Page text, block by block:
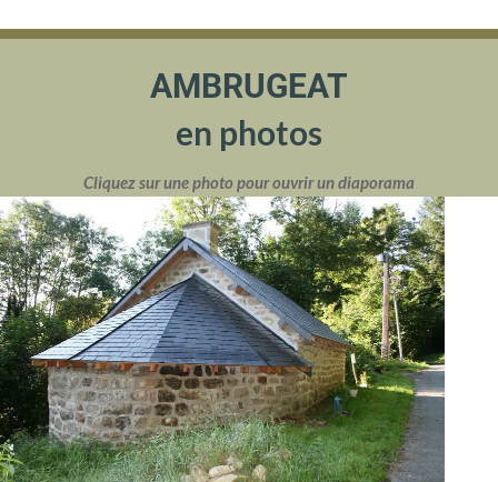
AMBRUGEAT
en photos
Cliquez sur une photo pour ouvrir un diaporama